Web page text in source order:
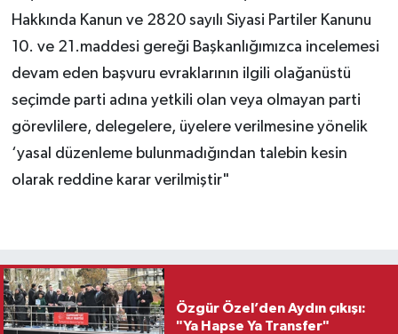
Hakkında Kanun ve 2820 sayılı Siyasi Partiler Kanunu
10. ve 21.maddesi gereği Başkanlığımızca incelemesi
devam eden başvuru evraklarının ilgili olağanüstü
seçimde parti adına yetkili olan veya olmayan parti
görevlilere, delegelere, üyelere verilmesine yönelik
‘yasal düzenleme bulunmadığından talebin kesin
olarak reddine karar verilmiştir"
Özgür Özel’den Aydın çıkışı:
"Ya Hapse Ya Transfer"